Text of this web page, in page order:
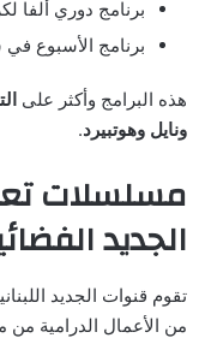
برنامج دوري ألفا
برنامج الأسبوع
هذه البرامج وأكثر على
ونايل وهوتبيرد.
مسلسلات
الجديد
تقوم قنوات الجديد
من الأعمال الدرامية من